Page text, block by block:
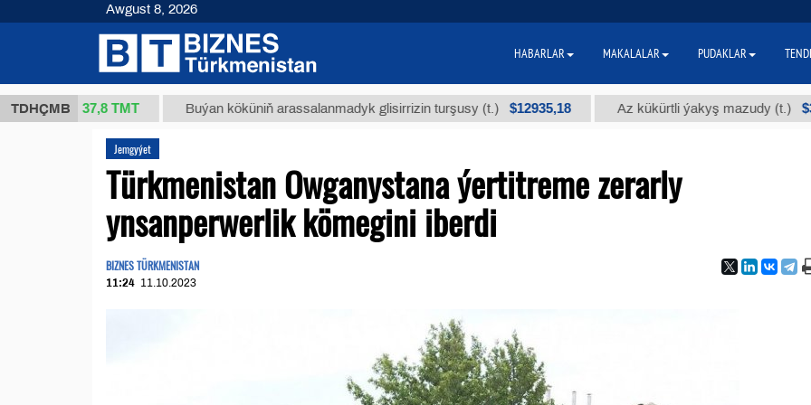
TDHÇMB
37,8 ТМТ Buýan köküniň arassalanmadyk glisirrizin turşusy (t.) $12935,18 Az kükürtli ýakyş mazudy (t.) $300
Jemgyýet
Türkmenistan Owganystana ýertitreme zerarly
ynsanperwerlik kömegini iberdi
BIZNES TÜRKMENISTAN
11:24 11.10.2023
Awgust 8, 2026
HABARLAR MAKALALAR PUDAKLAR